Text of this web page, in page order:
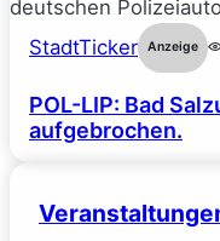
StadtTicker Anzeige
POL-LIP: Bad
aufgebrochen.